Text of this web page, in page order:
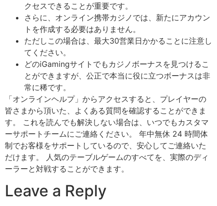
クセスできることが重要です。
さらに、オンライン携帯カジノでは、新たにアカウン
トを作成する必要はありません。
ただしこの場合は、最大30営業日かかることに注意し
てください。
どのiGamingサイトでもカジノボーナスを見つけるこ
とができますが、公正で本当に役に立つボーナスは非
常に稀です。
「オンラインヘルプ」からアクセスすると、プレイヤーの
皆さまから頂いた、よくある質問を確認することができま
す。 これを読んでも解決しない場合は、いつでもカスタマ
ーサポートチームにご連絡ください。 年中無休 24 時間体
制でお客様をサポートしているので、安心してご連絡いた
だけます。 人気のテーブルゲームのすべてを、実際のディ
ーラーと対戦することができます。
Leave a Reply